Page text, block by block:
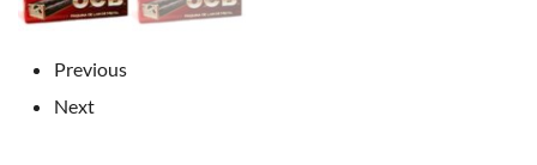
Previous
Next